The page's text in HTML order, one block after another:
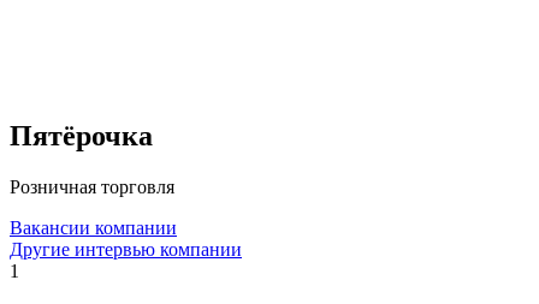
Пятёрочка
Розничная торговля
Вакансии компании
Другие интервью компании
1